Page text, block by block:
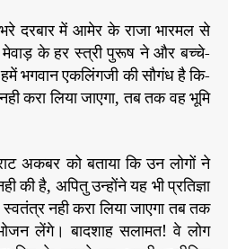
दरबार में आमेर के राजा भारमल से
मेवाड़ के हर स्त्री पुरूष ने और बच्चे-
हमें भगवान एकलिंगजी की सौगंध है कि-
करा लिया जाएगा, तब तक वह भूमि
अकबर को बताया कि उन लोगों ने
की है, अपितु उन्होंने यह भी प्रतिज्ञा
नही करा लिया जाएगा तब तक
लेंगे। बादशाह सलामत! वे लोग